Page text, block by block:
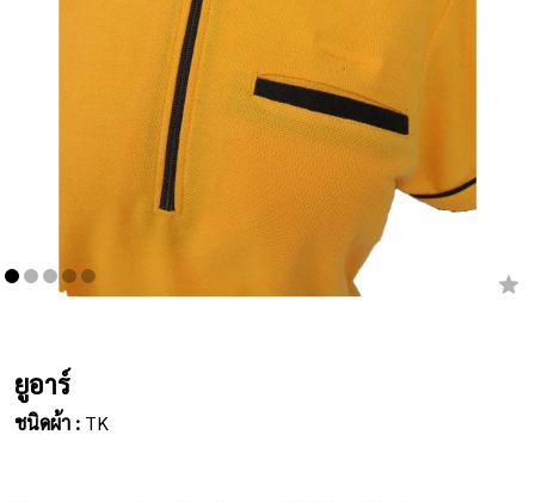
ชุดหมี
ยูอาร์
ชนิดผ้า : TK